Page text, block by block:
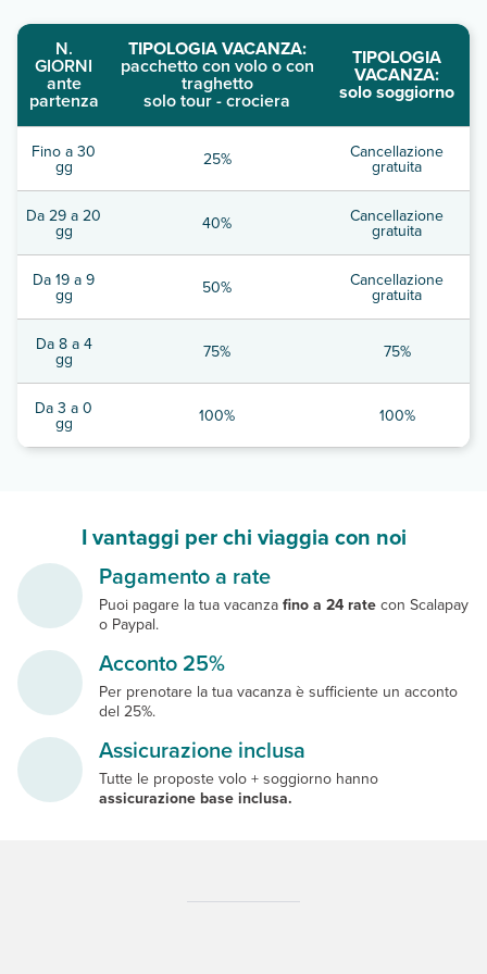
N.
GIORNI
ante
partenza
TIPOLOGIA VACANZA:
pacchetto con volo o con
traghetto
solo tour - crociera
TIPOLOGIA
VACANZA:
solo soggiorno
Fino a 30
gg 25% Cancellazione
gratuita
Da 29 a 20
gg 40% Cancellazione
gratuita
Da 19 a 9
gg 50% Cancellazione
gratuita
Da 8 a 4
gg 75% 75%
Da 3 a 0
gg 100% 100%
I vantaggi per chi viaggia con noi
Pagamento a rate
Puoi pagare la tua vacanza fino a 24 rate con Scalapay
o Paypal.
Acconto 25%
Per prenotare la tua vacanza è sufficiente un acconto
del 25%.
Assicurazione inclusa
Tutte le proposte volo + soggiorno hanno
assicurazione base inclusa.